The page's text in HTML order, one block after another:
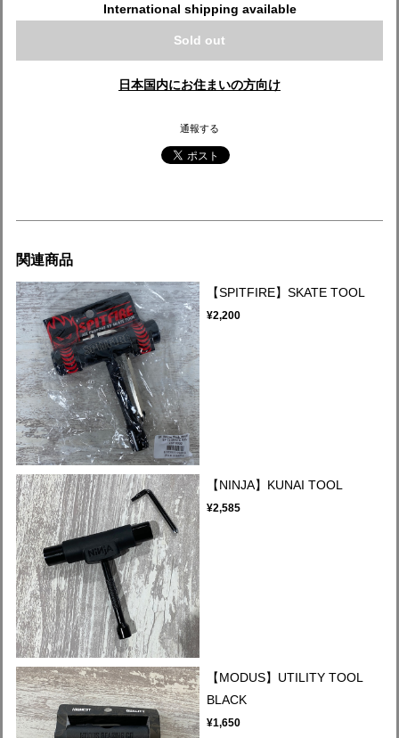
International shipping available
Sold out
日本国内にお住まいの方向け
通報する
関連商品
【SPITFIRE】SKATE TOOL
¥2,200
【NINJA】KUNAI TOOL
¥2,585
【MODUS】UTILITY TOOL
BLACK
¥1,650